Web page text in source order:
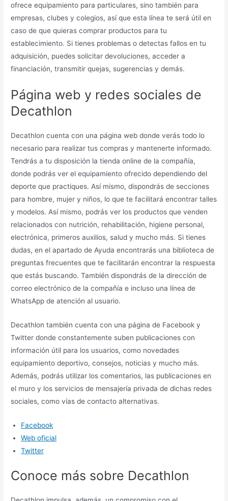
ofrece equipamiento para particulares, sino también para
empresas, clubes y colegios, así que esta línea te será útil en
caso de que quieras comprar productos para tu
establecimiento. Si tienes problemas o detectas fallos en tu
adquisición, puedes solicitar devoluciones, acceder a
financiación, transmitir quejas, sugerencias y demás.
Página web y redes sociales de
Decathlon
Decathlon cuenta con una página web donde verás todo lo
necesario para realizar tus compras y mantenerte informado.
Tendrás a tu disposición la tienda online de la compañía,
donde podrás ver el equipamiento ofrecido dependiendo del
deporte que practiques. Así mismo, dispondrás de secciones
para hombre, mujer y niños, lo que te facilitará encontrar talles
y modelos. Así mismo, podrás ver los productos que venden
relacionados con nutrición, rehabilitación, higiene personal,
electrónica, primeros auxilios, salud y mucho más. Si tienes
dudas, en el apartado de Ayuda encontrarás una biblioteca de
preguntas frecuentes que te facilitarán encontrar la respuesta
que estás buscando. También dispondrás de la dirección de
correo electrónico de la compañía e incluso una línea de
WhatsApp de atención al usuario.
Decathlon también cuenta con una página de Facebook y
Twitter donde constantemente suben publicaciones con
información útil para los usuarios, como novedades
equipamiento deportivo, consejos, noticias y mucho más.
Además, podrás utilizar los comentarios, las publicaciones en
el muro y los servicios de mensajería privada de dichas redes
sociales, como vías de contacto alternativas.
Facebook
Web oficial
Twitter
Conoce más sobre Decathlon